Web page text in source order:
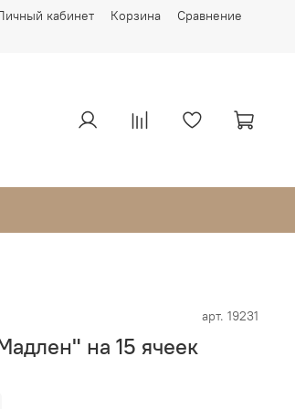
кабинет Корзина Сравнение
арт. 19231
на 15 ячеек